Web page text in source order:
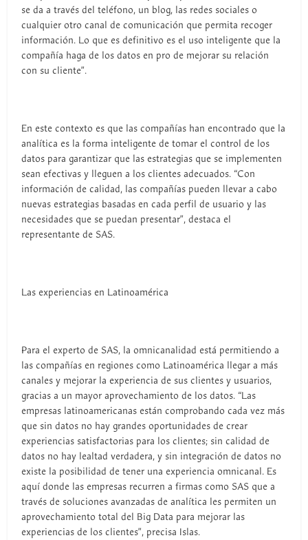
se da a través del teléfono, un blog, las redes sociales o
cualquier otro canal de comunicación que permita recoger
información. Lo que es definitivo es el uso inteligente que la
compañía haga de los datos en pro de mejorar su relación
con su cliente”.
En este contexto es que las compañías han encontrado que la
analítica es la forma inteligente de tomar el control de los
datos para garantizar que las estrategias que se implementen
sean efectivas y lleguen a los clientes adecuados. “Con
información de calidad, las compañías pueden llevar a cabo
nuevas estrategias basadas en cada perfil de usuario y las
necesidades que se puedan presentar”, destaca el
representante de SAS.
Las experiencias en Latinoamérica
Para el experto de SAS, la omnicanalidad está permitiendo a
las compañías en regiones como Latinoamérica llegar a más
canales y mejorar la experiencia de sus clientes y usuarios,
gracias a un mayor aprovechamiento de los datos. “Las
empresas latinoamericanas están comprobando cada vez más
que sin datos no hay grandes oportunidades de crear
experiencias satisfactorias para los clientes; sin calidad de
datos no hay lealtad verdadera, y sin integración de datos no
existe la posibilidad de tener una experiencia omnicanal. Es
aquí donde las empresas recurren a firmas como SAS que a
través de soluciones avanzadas de analítica les permiten un
aprovechamiento total del Big Data para mejorar las
experiencias de los clientes”, precisa Islas.